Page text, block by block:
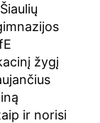
žygį
ir norisi